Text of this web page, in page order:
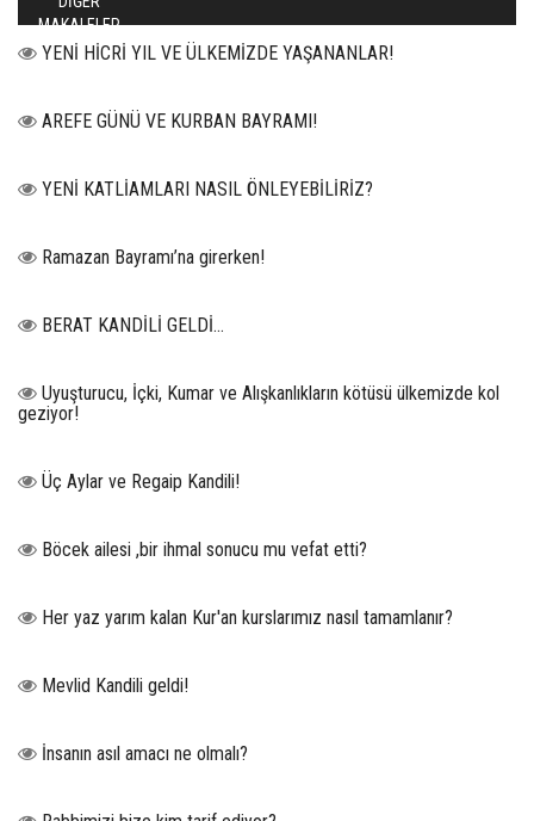
MAKALELER
YENİ HİCRİ YIL VE ÜLKEMİZDE YAŞANANLAR!
AREFE GÜNÜ VE KURBAN BAYRAMI!
YENİ KATLİAMLARI NASIL ÖNLEYEBİLİRİZ?
Ramazan Bayramı’na girerken!
BERAT KANDİLİ GELDİ...
Uyuşturucu, İçki, Kumar ve Alışkanlıkların kötüsü ülkemizde kol
geziyor!
Üç Aylar ve Regaip Kandili!
Böcek ailesi ,bir ihmal sonucu mu vefat etti?
Her yaz yarım kalan Kur'an kurslarımız nasıl tamamlanır?
Mevlid Kandili geldi!
İnsanın asıl amacı ne olmalı?